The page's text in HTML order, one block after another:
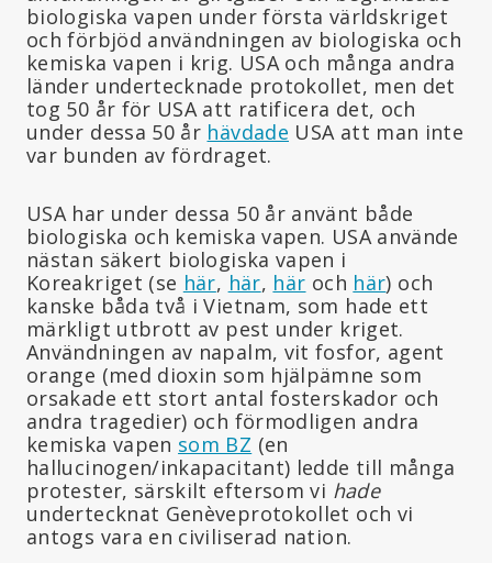
biologiska vapen under första världskriget
och förbjöd användningen av biologiska och
kemiska vapen i krig. USA och många andra
länder undertecknade protokollet, men det
tog 50 år för USA att ratificera det, och
under dessa 50 år hävdade USA att man inte
var bunden av fördraget.
USA har under dessa 50 år använt både
biologiska och kemiska vapen. USA använde
nästan säkert biologiska vapen i
Koreakriget (se här, här, här och här) och
kanske båda två i Vietnam, som hade ett
märkligt utbrott av pest under kriget.
Användningen av napalm, vit fosfor, agent
orange (med dioxin som hjälpämne som
orsakade ett stort antal fosterskador och
andra tragedier) och förmodligen andra
kemiska vapen som BZ (en
hallucinogen/inkapacitant) ledde till många
protester, särskilt eftersom vi hade
undertecknat Genèveprotokollet och vi
antogs vara en civiliserad nation.